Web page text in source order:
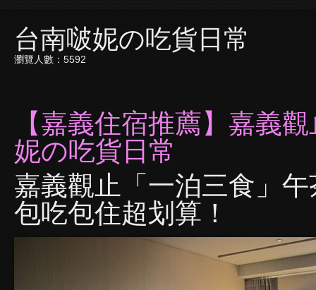
台南啵妮の吃貨日常
瀏覽人數：5592
【嘉義住宿推薦】嘉義觀
妮の吃貨日常
嘉義觀止「一泊三食」
包吃包住超划算！